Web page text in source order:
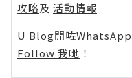
攻略及 活動情報
U Blog開咗WhatsApp
Follow 我哋 ！